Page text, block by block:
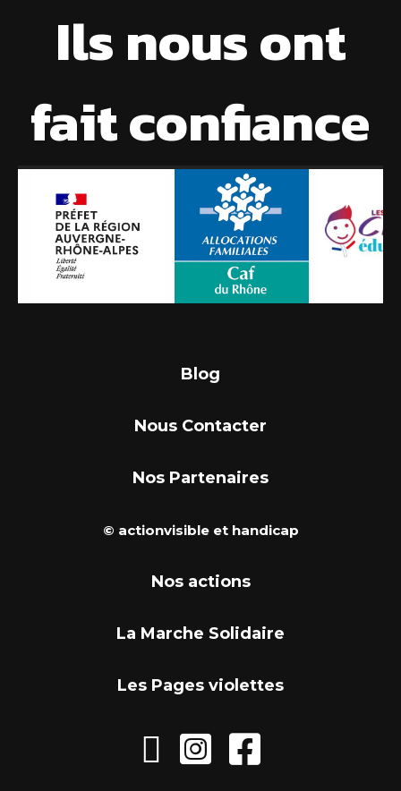
Ils nous ont
fait confiance
Blog
Nous Contacter
Nos Partenaires
© actionvisible et handicap
Nos actions
La Marche Solidaire
Les Pages violettes
  